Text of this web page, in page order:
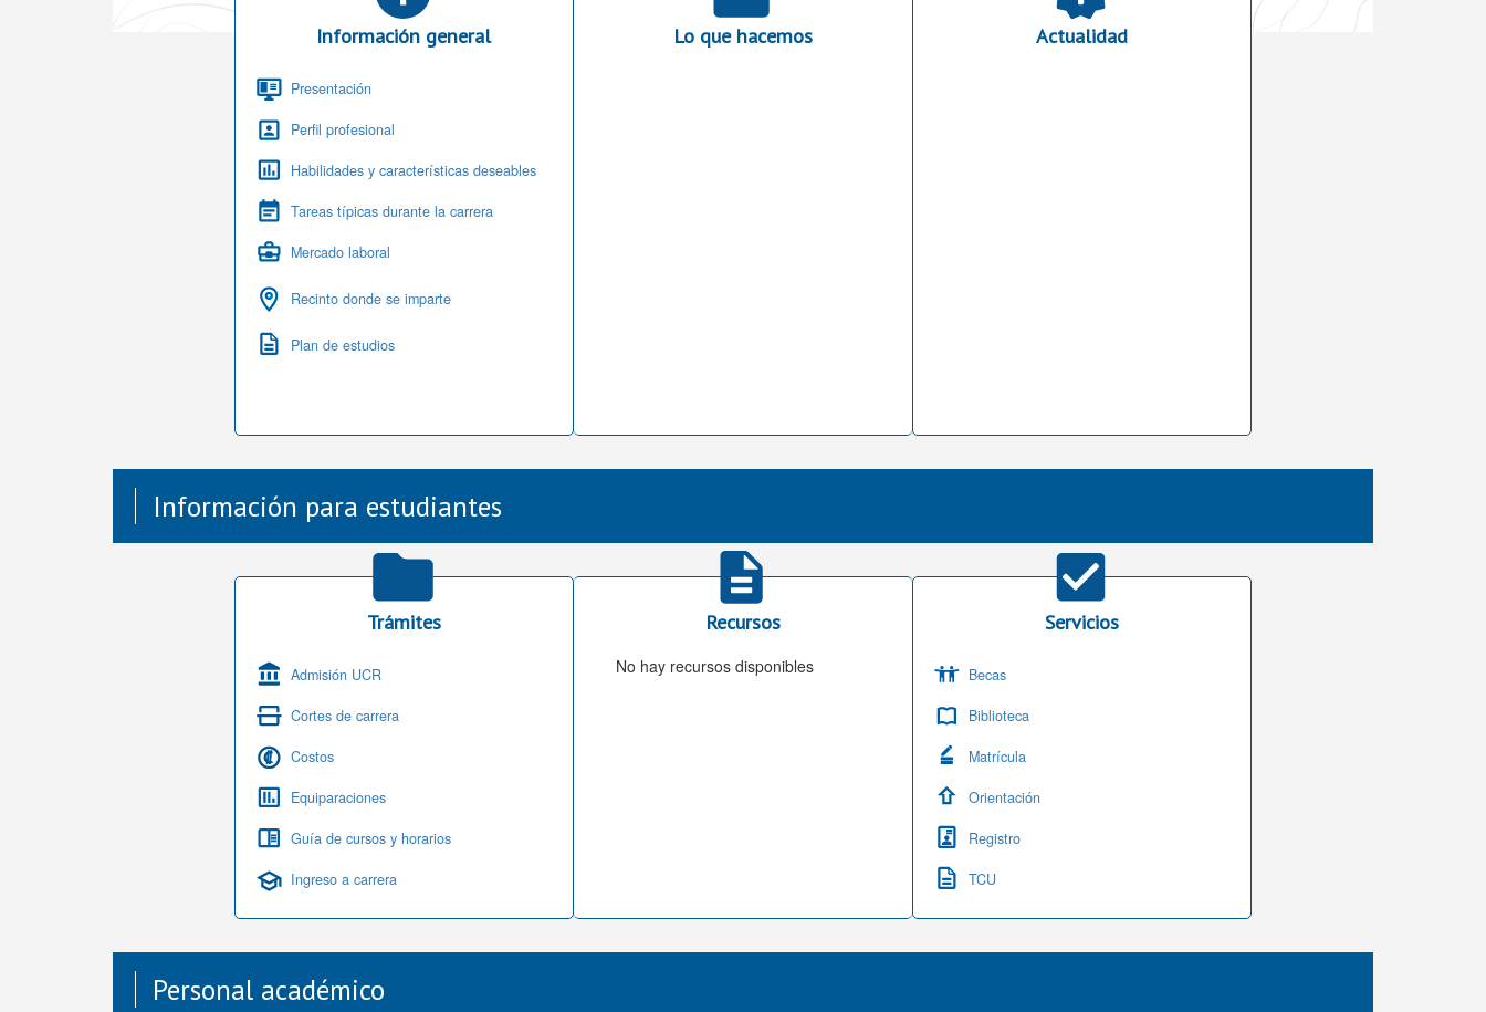
Información general
Presentación
Perfil profesional
Habilidades y características deseables
Tareas típicas durante la carrera
Mercado laboral
Recinto donde se imparte
Plan de estudios
Lo que hacemos Actualidad
Información para estudiantes
Trámites
Admisión UCR
Cortes de carrera
Costos
Equiparaciones
Guía de cursos y horarios
Ingreso a carrera
Recursos
No hay recursos disponibles
Servicios
Becas
Biblioteca
Matrícula
Orientación
Registro
TCU
Personal académico